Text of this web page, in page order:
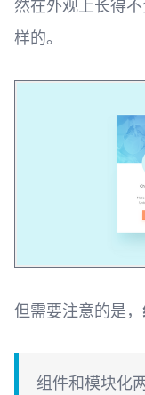
然在外观上长得
样的。
但需要注意的是，
组件和模块化